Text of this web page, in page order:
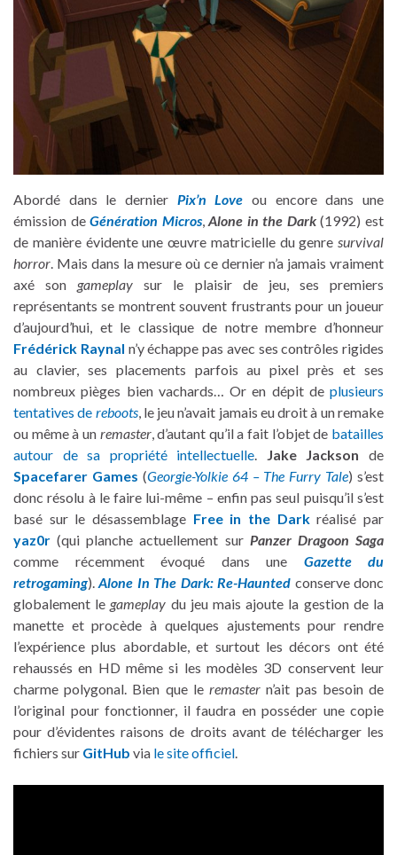
Abordé dans le dernier Pix’n Love ou encore dans une
émission deGénération Micros,Alone in the Dark(1992) est
de manière évidente une œuvre matricielle du genre survival
horror. Mais dans la mesure où ce dernier n’a jamais vraiment
axé son gameplay sur le plaisir de jeu, ses premiers
représentants se montrent souvent frustrants pour un joueur
d’aujourd’hui, et le classique de notre membre d’honneur
Frédérick Raynal n’y échappe pas avec ses contrôles rigides
au clavier, ses placements parfois au pixel près et ses
nombreux pièges bien vachards… Or en dépit de plusieurs
tentatives de reboots, le jeu n’avait jamais eu droit à un remake
ou même à un remaster, d’autant qu’il a fait l’objet de batailles
autour de sa propriété intellectuelle. Jake Jackson de
Spacefarer Games (Georgie-Yolkie 64 – The Furry Tale) s’est
donc résolu à le faire lui-même – enfin pas seul puisqu’il s’est
basé sur le désassemblage Free in the Darkréalisé par
yaz0r (qui planche actuellement sur Panzer Dragoon Saga
comme récemment évoqué dans une Gazette du
retrogaming).Alone In The Dark: Re-Haunted conserve donc
globalement le gameplay du jeu mais ajoute la gestion de la
manette et procède à quelques ajustements pour rendre
l’expérience plus abordable, et surtout les décors ont été
rehaussés en HD même si les modèles 3D conservent leur
charme polygonal. Bien que leremaster n’ait pas besoin de
l’original pour fonctionner, il faudra en posséder une copie
pour d’évidentes raisons de droits avant de télécharger les
fichiers sur GitHub via le site officiel.